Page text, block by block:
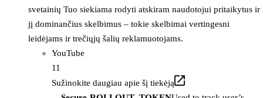
svetainių Tuo siekiama rodyti atskiram naudotojui pritaikytus ir
jį dominančius skelbimus – tokie skelbimai vertingesni
leidėjams ir trečiųjų šalių reklamuotojams.
YouTube
11
Sužinokite daugiau apie šį tiekėją